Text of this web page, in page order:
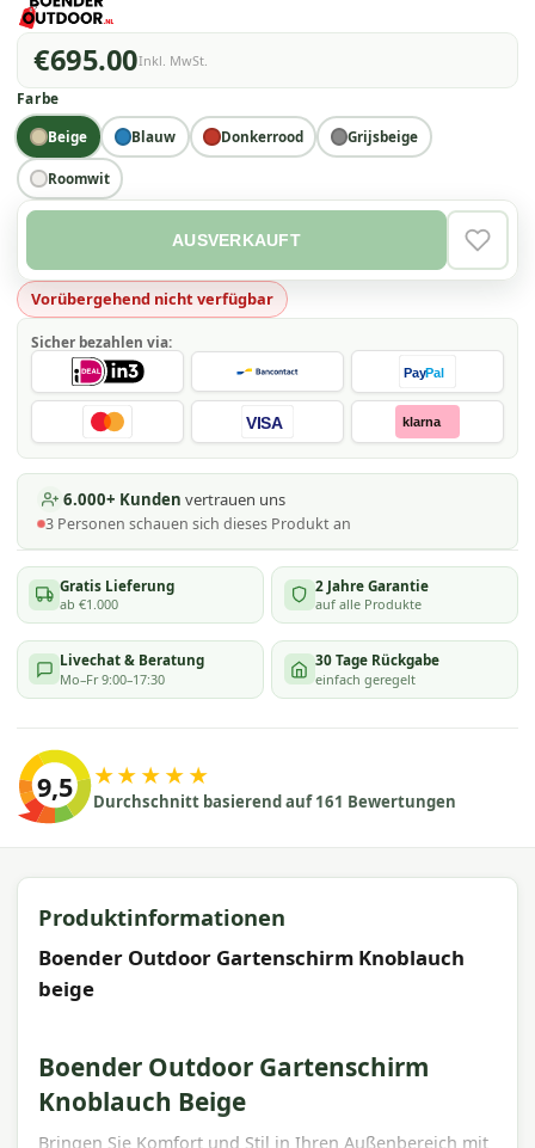
€695.00Inkl. MwSt.
Vorübergehend nicht verfügbar
Farbe
Beige Blauw Donkerrood Grijsbeige
Roomwit
AUSVERKAUFT
Sicher bezahlen via:
PayPal
VISA klarna
6.000+ Kunden vertrauen uns
3 Personen schauen sich dieses Produkt an
Gratis Lieferung
ab €1.000
2 Jahre Garantie
auf alle Produkte
Livechat & Beratung
Mo–Fr 9:00–17:30
30 Tage Rückgabe
einfach geregelt
9,5 ★★★★★
Durchschnitt basierend auf 161 Bewertungen
Produktinformationen
Boender Outdoor Gartenschirm Knoblauch
beige
Boender Outdoor Gartenschirm
Knoblauch Beige
Bringen Sie Komfort und Stil in Ihren Außenbereich mit